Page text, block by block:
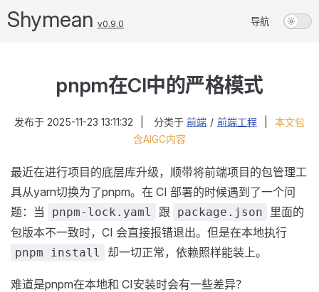
Shymean v0.9.0 导航
pnpm在CI中的严格模式
发布于 2025-11-23 13:11:32 分类于 前端 / 前端工程
本文包
含AIGC内容
最近在进行项目的底层库升级，顺带将前端项目的包管理工
具从yarn切换为了pnpm。在 CI 部署的时候遇到了一个问
题：当
pnpm-lock.yaml 跟 package.json
里面的
包版本不一致时，CI 会直接报错退出。但是在本地执行
pnpm install 却一切正常，依赖照样能装上。
难道是pnpm在本地和 CI安装时会有一些差异？